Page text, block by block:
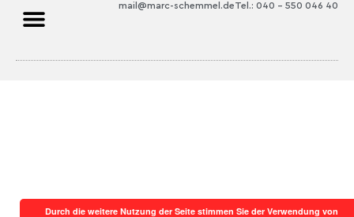
Tel.: 040 – 550 046 40
mail@marc-schemmel.de
Durch die weitere Nutzung der Seite stimmen Sie der Verwendung von